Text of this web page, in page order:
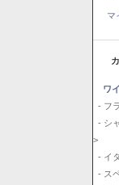
マ
カ
ワ
- フ
- シ
>
- イ
- ス